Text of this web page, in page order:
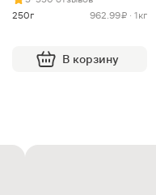
250г
962.99 ₽ · 1кг
В корзину